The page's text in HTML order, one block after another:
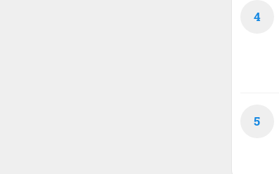
4
5